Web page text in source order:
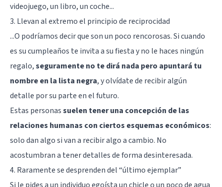
videojuego, un libro, un coche...
3. Llevan al extremo el principio de reciprocidad
...O podríamos decir queson un poco rencorosas. Si cuando
es su cumpleaños te invita a su fiesta y no le haces ningún
regalo,seguramente no te dirá nada pero apuntará tu
nombre en la lista negra, y olvídate de recibir algún
detalle por su parte en el futuro.
Estas personassuelen tener una concepción de las
relaciones humanas con ciertos esquemas económicos:
solo dan algo si van a recibir algo a cambio. No
acostumbran a tener detalles de forma desinteresada.
4. Raramente se desprenden del “último ejemplar”